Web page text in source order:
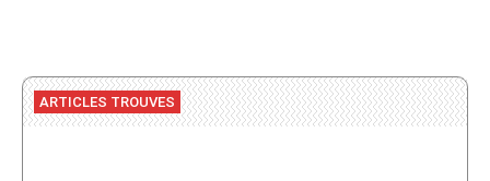
ARTICLES TROUVES